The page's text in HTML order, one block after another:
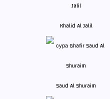
Khalid Al Jalil
Saud Al Shuraim